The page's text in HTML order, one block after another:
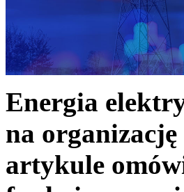
Energia
na
artykule